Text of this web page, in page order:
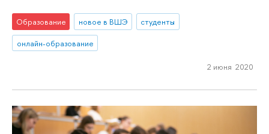
Образование новое в ВШЭ
студенты
онлайн-образование
2 июня 2020